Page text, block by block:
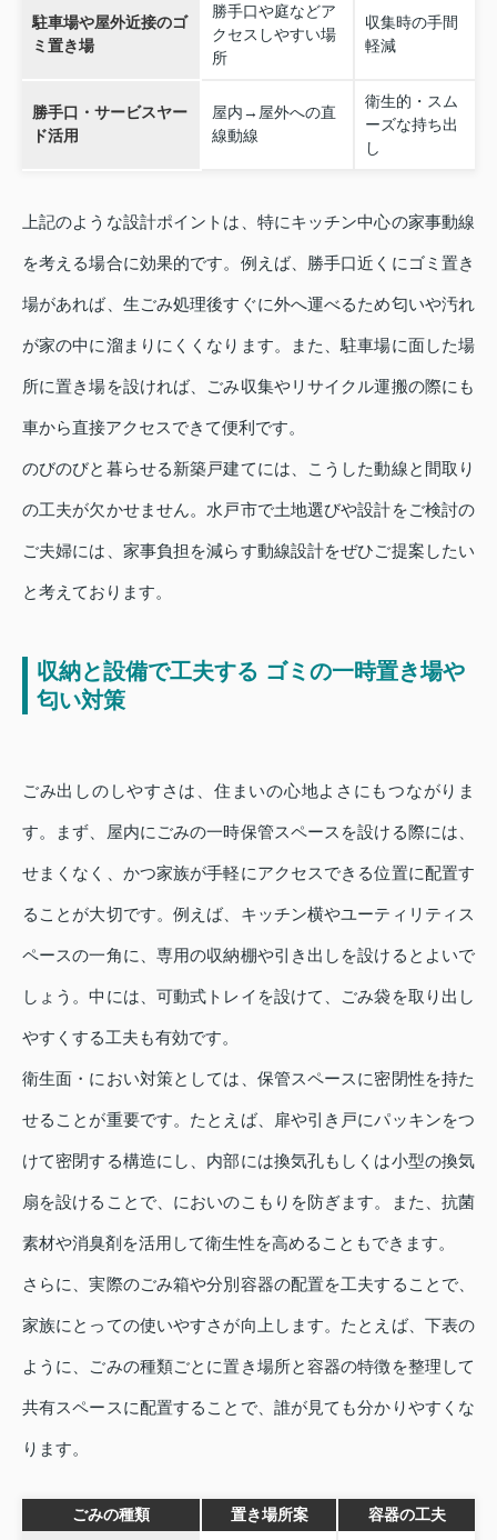
駐車場や屋外近接のゴ
ミ置き場
勝手口や庭などア
クセスしやすい場
所
収集時の手間
軽減
勝手口・サービスヤー
ド活用
屋内→屋外への直
線動線
衛生的・スム
ーズな持ち出
し
上記のような設計ポイントは、特にキッチン中心の家事動線
を考える場合に効果的です。例えば、勝手口近くにゴミ置き
場があれば、生ごみ処理後すぐに外へ運べるため匂いや汚れ
が家の中に溜まりにくくなります。また、駐車場に面した場
所に置き場を設ければ、ごみ収集やリサイクル運搬の際にも
車から直接アクセスできて便利です。
のびのびと暮らせる新築戸建てには、こうした動線と間取り
の工夫が欠かせません。水戸市で土地選びや設計をご検討の
ご夫婦には、家事負担を減らす動線設計をぜひご提案したい
と考えております。
収納と設備で工夫する ゴミの一時置き場や
匂い対策
ごみ出しのしやすさは、住まいの心地よさにもつながりま
す。まず、屋内にごみの一時保管スペースを設ける際には、
せまくなく、かつ家族が手軽にアクセスできる位置に配置す
ることが大切です。例えば、キッチン横やユーティリティス
ペースの一角に、専用の収納棚や引き出しを設けるとよいで
しょう。中には、可動式トレイを設けて、ごみ袋を取り出し
やすくする工夫も有効です。
衛生面・におい対策としては、保管スペースに密閉性を持た
せることが重要です。たとえば、扉や引き戸にパッキンをつ
けて密閉する構造にし、内部には換気孔もしくは小型の換気
扇を設けることで、においのこもりを防ぎます。また、抗菌
素材や消臭剤を活用して衛生性を高めることもできます。
さらに、実際のごみ箱や分別容器の配置を工夫することで、
家族にとっての使いやすさが向上します。たとえば、下表の
ように、ごみの種類ごとに置き場所と容器の特徴を整理して
共有スペースに配置することで、誰が見ても分かりやすくな
ります。
ごみの種類 置き場所案 容器の工夫